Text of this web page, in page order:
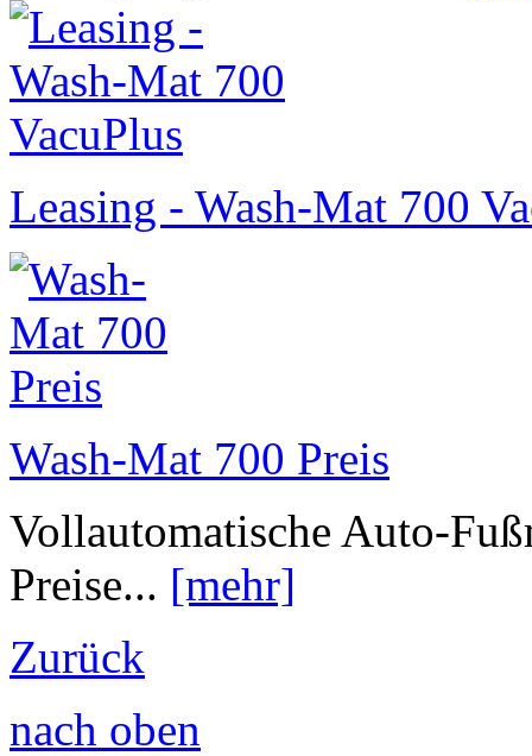
Leasing - Wash-Mat 700
Wash-Mat 700 Preis
Vollautomatische Auto-
Preise... [mehr]
Zurück
nach oben